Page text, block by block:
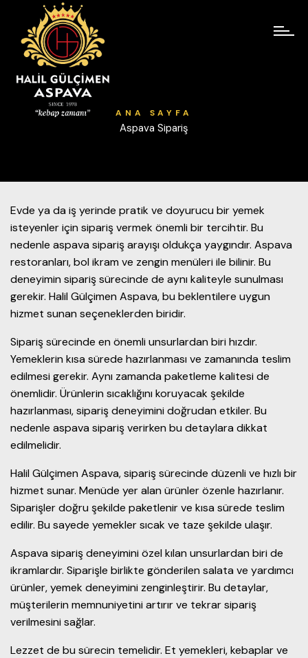
ANA SAYFA
Aspava Sipariş
Evde ya da iş yerinde pratik ve doyurucu bir yemek
isteyenler için sipariş vermek önemli bir tercihtir. Bu
nedenle aspava sipariş arayışı oldukça yaygındır. Aspava
restoranları, bol ikram ve zengin menüleri ile bilinir. Bu
deneyimin sipariş sürecinde de aynı kaliteyle sunulması
gerekir. Halil Gülçimen Aspava, bu beklentilere uygun
hizmet sunan seçeneklerden biridir.
Sipariş sürecinde en önemli unsurlardan biri hızdır.
Yemeklerin kısa sürede hazırlanması ve zamanında teslim
edilmesi gerekir. Aynı zamanda paketleme kalitesi de
önemlidir. Ürünlerin sıcaklığını koruyacak şekilde
hazırlanması, sipariş deneyimini doğrudan etkiler. Bu
nedenle aspava sipariş verirken bu detaylara dikkat
edilmelidir.
Halil Gülçimen Aspava, sipariş sürecinde düzenli ve hızlı bir
hizmet sunar. Menüde yer alan ürünler özenle hazırlanır.
Siparişler doğru şekilde paketlenir ve kısa sürede teslim
edilir. Bu sayede yemekler sıcak ve taze şekilde ulaşır.
Aspava sipariş deneyimini özel kılan unsurlardan biri de
ikramlardır. Siparişle birlikte gönderilen salata ve yardımcı
ürünler, yemek deneyimini zenginleştirir. Bu detaylar,
müşterilerin memnuniyetini artırır ve tekrar sipariş
verilmesini sağlar.
Lezzet de bu sürecin temelidir. Et yemekleri, kebaplar ve